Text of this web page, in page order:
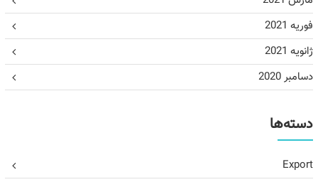
فوریه 2021
ژانویه 2021
دسامبر 2020
دسته‌ها
Export